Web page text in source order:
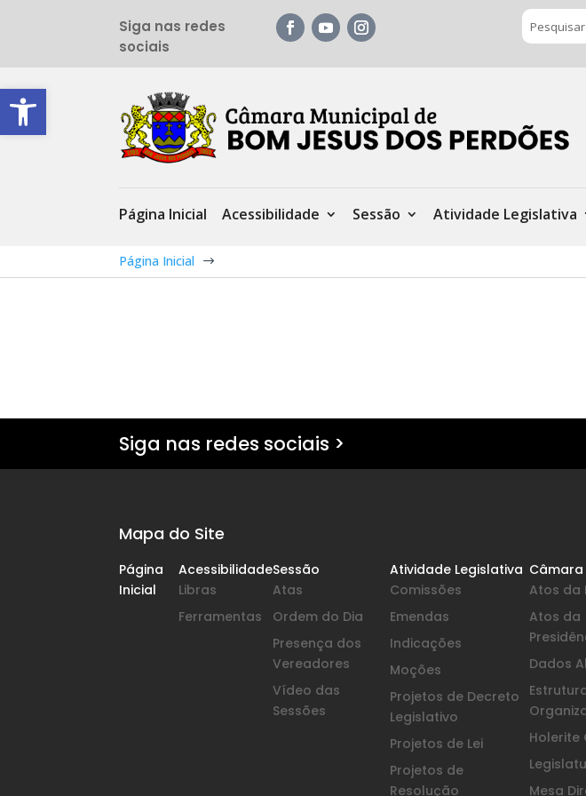
Barra de Ferramentas Aberta
Siga nas redes
sociais
Página Inicial Acessibilidade Sessão Atividade Legislativa
Página Inicial $
Siga nas redes sociais >
Mapa do Site
Página
Inicial
Acessibilidade
Libras
Ferramentas
Sessão
Atas
Ordem do Dia
Presença dos
Vereadores
Vídeo das
Sessões
Atividade Legislativa
Comissões
Emendas
Indicações
Moções
Projetos de Decreto
Legislativo
Projetos de Lei
Projetos de
Resolução
Câmara
Atos da
Atos da
Dados
Holerite
Mesa